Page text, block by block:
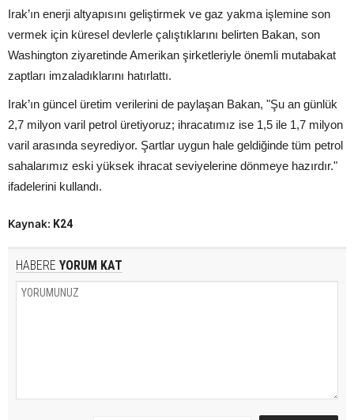
Irak’ın enerji altyapısını geliştirmek ve gaz yakma işlemine son
vermek için küresel devlerle çalıştıklarını belirten Bakan, son
Washington ziyaretinde Amerikan şirketleriyle önemli mutabakat
zaptları imzaladıklarını hatırlattı.
Irak’ın güncel üretim verilerini de paylaşan Bakan, "Şu an günlük
2,7 milyon varil petrol üretiyoruz; ihracatımız ise 1,5 ile 1,7 milyon
varil arasında seyrediyor. Şartlar uygun hale geldiğinde tüm petrol
sahalarımız eski yüksek ihracat seviyelerine dönmeye hazırdır."
ifadelerini kullandı.
Kaynak: K24
HABERE YORUM KAT